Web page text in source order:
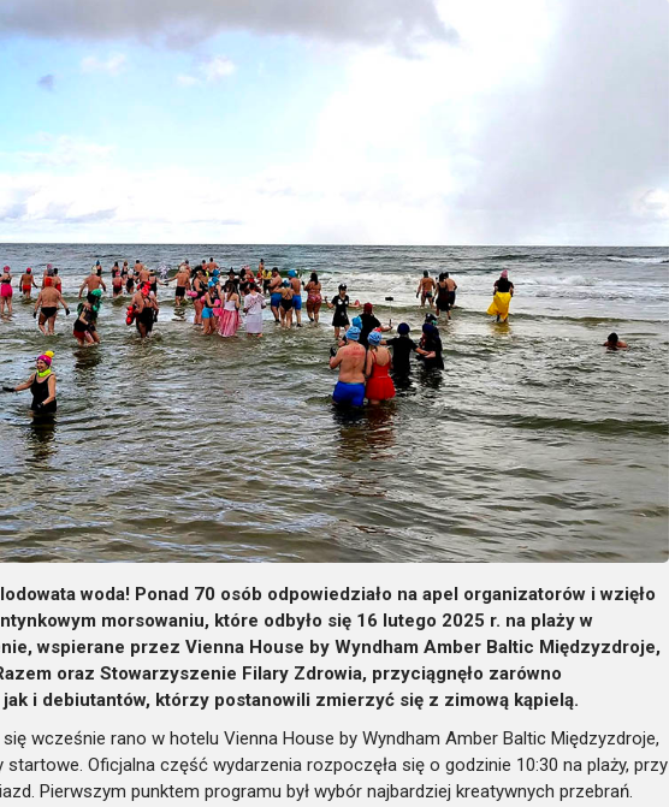
woda! Ponad 70 osób odpowiedziało na apel organizatorów i wzięło
morsowaniu, które odbyło się 16 lutego 2025 r. na plaży w
wspierane przez Vienna House by Wyndham Amber Baltic Międzyzdroje,
oraz Stowarzyszenie Filary Zdrowia, przyciągnęło zarówno
i debiutantów, którzy postanowili zmierzyć się z zimową kąpielą.
wcześnie rano w hotelu Vienna House by Wyndham Amber Baltic Międzyzdroje,
Oficjalna część wydarzenia rozpoczęła się o godzinie 10:30 na plaży, przy
Pierwszym punktem programu był wybór najbardziej kreatywnych przebrań.